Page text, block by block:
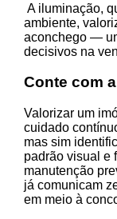
A iluminação,
ambiente,
aconchego —
decisivos na
Conte com
Valorizar um
cuidado
mas sim
padrão visual e
manutenção
já comunicam
em meio à